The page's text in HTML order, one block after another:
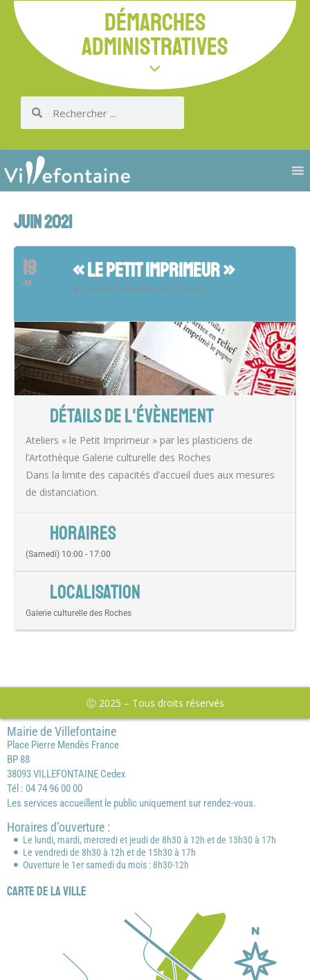
DÉMARCHES
ADMINISTRATIVES
JUIN 2021
19
JUI
« LE PETIT IMPRIMEUR »
Galerie culturelle des Roches
DÉTAILS DE L'ÉVÈNEMENT
Ateliers « le Petit Imprimeur » par les plasticiens de
l’Artothèque Galerie culturelle des Roches
Dans la limite des capacités d’accueil dues aux mesures
de distanciation.
HORAIRES
(Samedi) 10:00 - 17:00
LOCALISATION
Galerie culturelle des Roches
Ⓒ 2025 – Tous droits réservés
Mairie de Villefontaine
Place Pierre Mendès France
BP 88
38093 VILLEFONTAINE Cedex
Tél : 04 74 96 00 00
Les services accueillent le public uniquement sur rendez-vous.
Horaires d’ouverture :
Le lundi, mardi, mercredi et jeudi de 8h30 à 12h et de 13h30 à 17h
Le vendredi de 8h30 à 12h et de 15h30 à 17h
Ouverture le 1er samedi du mois : 8h30-12h
Carte de la ville